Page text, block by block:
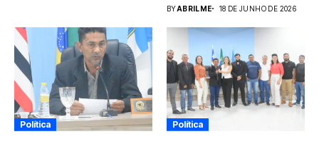
BYABRILME 18 DE JUNHO DE 2026
Política Política